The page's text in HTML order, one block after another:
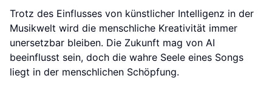
Trotz des Einflusses von künstlicher Intelligenz in der
Musikwelt wird die menschliche Kreativität immer
unersetzbar bleiben. Die Zukunft mag von AI
beeinflusst sein, doch die wahre Seele eines Songs
liegt in der menschlichen Schöpfung.